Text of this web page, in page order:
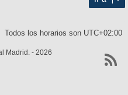
Todos los horarios son UTC+02:00
Madrid. - 2026